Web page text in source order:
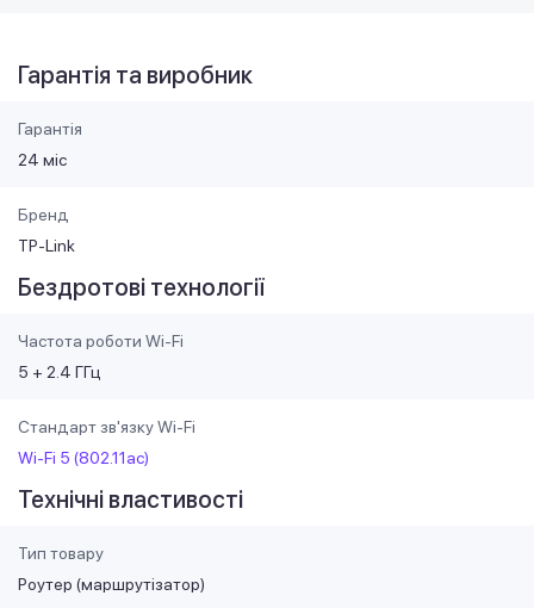
Гарантія та виробник
Гарантія
24 міс
Бренд
TP-Link
Бездротові технології
Частота роботи Wi-Fi
5 + 2.4 ГГц
Стандарт зв'язку Wi-Fi
Wi-Fi 5 (802.11ac)
Технічні властивості
Тип товару
Роутер (маршрутiзатор)